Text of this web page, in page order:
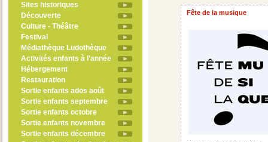
Sites historiques
Découverte
Culture - Théâtre
Festival
Médiathèque Ludothèque
Activités enfants à l'année
Hébergement
Restauration
Sortie enfants ados août
Sortie enfants septembre
Sortie enfants octobre
Sortie enfants novembre
Sortie enfants décembre
Fête de la musique